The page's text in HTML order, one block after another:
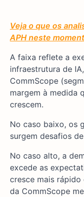
Veja o que os
APH neste
A faixa reflete a
infraestrutura de
CommScope
margem à medida
crescem.
No caso baixo, os
surgem desafios
No caso alto, a
excede as
cresce mais
da CommScope